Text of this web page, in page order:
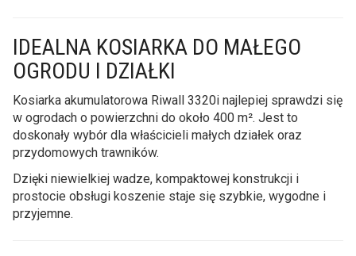
IDEALNA KOSIARKA DO MAŁEGO
OGRODU I DZIAŁKI
Kosiarka akumulatorowa Riwall 3320i najlepiej sprawdzi się
w ogrodach o powierzchni do około 400 m². Jest to
doskonały wybór dla właścicieli małych działek oraz
przydomowych trawników.
Dzięki niewielkiej wadze, kompaktowej konstrukcji i
prostocie obsługi koszenie staje się szybkie, wygodne i
przyjemne.